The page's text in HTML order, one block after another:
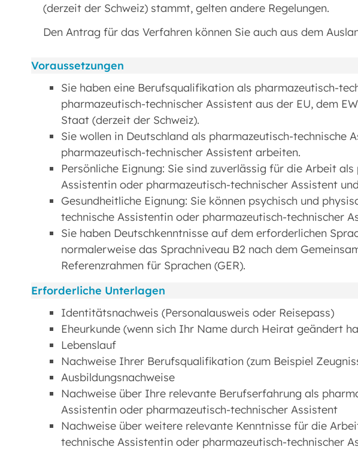
(derzeit der Schweiz) stammt, gelten andere Regelungen.
Den Antrag für das Verfahren können Sie auch aus dem
Voraussetzungen
Sie haben eine Berufsqualifikation als pharmazeutisch-
pharmazeutisch-technischer Assistent aus der EU, dem
Staat (derzeit der Schweiz).
Sie wollen in Deutschland als pharmazeutisch-technische
pharmazeutisch-technischer Assistent arbeiten.
Persönliche Eignung: Sie sind zuverlässig für die Arbeit
Assistentin oder pharmazeutisch-technischer Assistent
Gesundheitliche Eignung: Sie können psychisch und
technische Assistentin oder pharmazeutisch-technischer
Sie haben Deutschkenntnisse auf dem erforderlichen
normalerweise das Sprachniveau B2 nach dem
Referenzrahmen für Sprachen (GER).
Erforderliche Unterlagen
Identitätsnachweis (Personalausweis oder Reisepass)
Eheurkunde (wenn sich Ihr Name durch Heirat geändert
Lebenslauf
Nachweise Ihrer Berufsqualifikation (zum Beispiel
Ausbildungsnachweise
Nachweise über Ihre relevante Berufserfahrung als
Assistentin oder pharmazeutisch-technischer Assistent
Nachweise über weitere relevante Kenntnisse für die
technische Assistentin oder pharmazeutisch-technischer